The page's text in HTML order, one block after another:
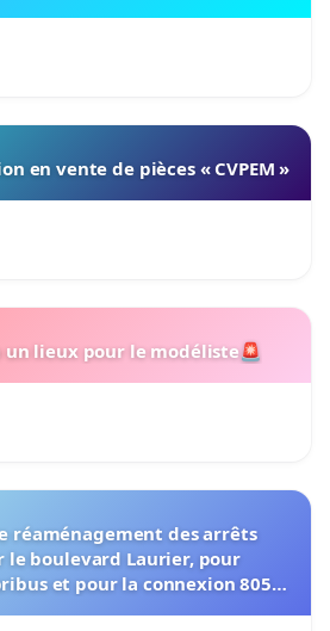
en vente de pièces « CVPEM »
un lieux pour le modéliste🚨
réaménagement des arrêts
le boulevard Laurier, pour
et pour la connexion 805-